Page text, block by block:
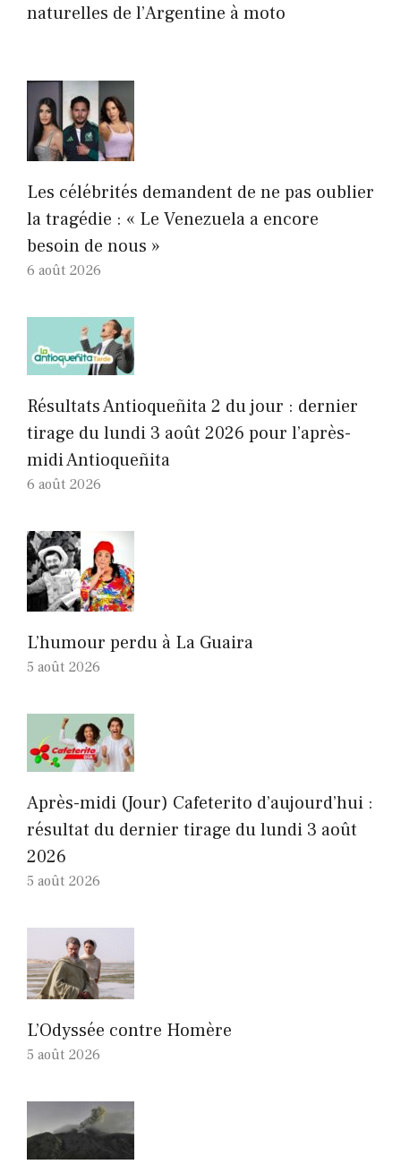
naturelles de l’Argentine à moto
Les célébrités demandent de ne pas oublier
la tragédie : « Le Venezuela a encore
besoin de nous »
6 août 2026
Résultats Antioqueñita 2 du jour : dernier
tirage du lundi 3 août 2026 pour l’après-
midi Antioqueñita
6 août 2026
L’humour perdu à La Guaira
5 août 2026
Après-midi (Jour) Cafeterito d’aujourd’hui :
résultat du dernier tirage du lundi 3 août
2026
5 août 2026
L’Odyssée contre Homère
5 août 2026